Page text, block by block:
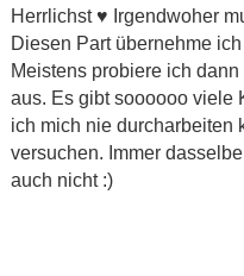
Herrlichst ♥ Irgendwoher
Diesen Part übernehme
Meistens probiere ich
aus. Es gibt soooooo viele
ich mich nie durcharbeiten
versuchen. Immer
auch nicht :)